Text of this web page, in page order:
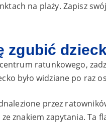
na plaży. Zapisz
zgubić
ratunkowego,
było widziane po raz
przez
znakiem zapytania.